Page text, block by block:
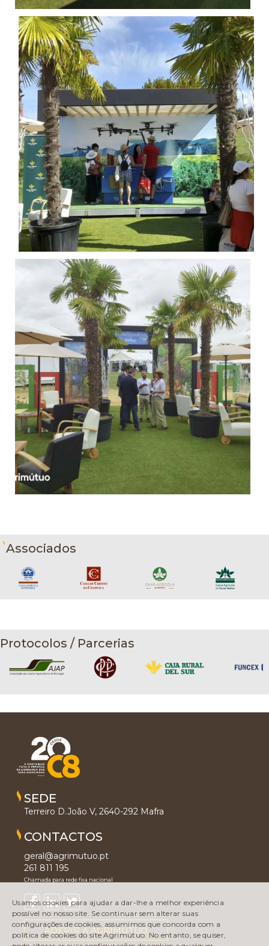
Associados
Protocolos / Parcerias
SEDE
Terreiro D.João V, 2640-292 Mafra
CONTACTOS
geral@agrimutuo.pt
261 811 195
Chamada para rede fixa nacional
ADERIR À AGRIMÚTUO
Usamos cookies para ajudar a dar-lhe a melhor experiência
possível no nosso site. Se continuar sem alterar suas
configurações de cookies, assumimos que concorda com a
política de cookies do site Agrimútuo. No entanto, se quiser,